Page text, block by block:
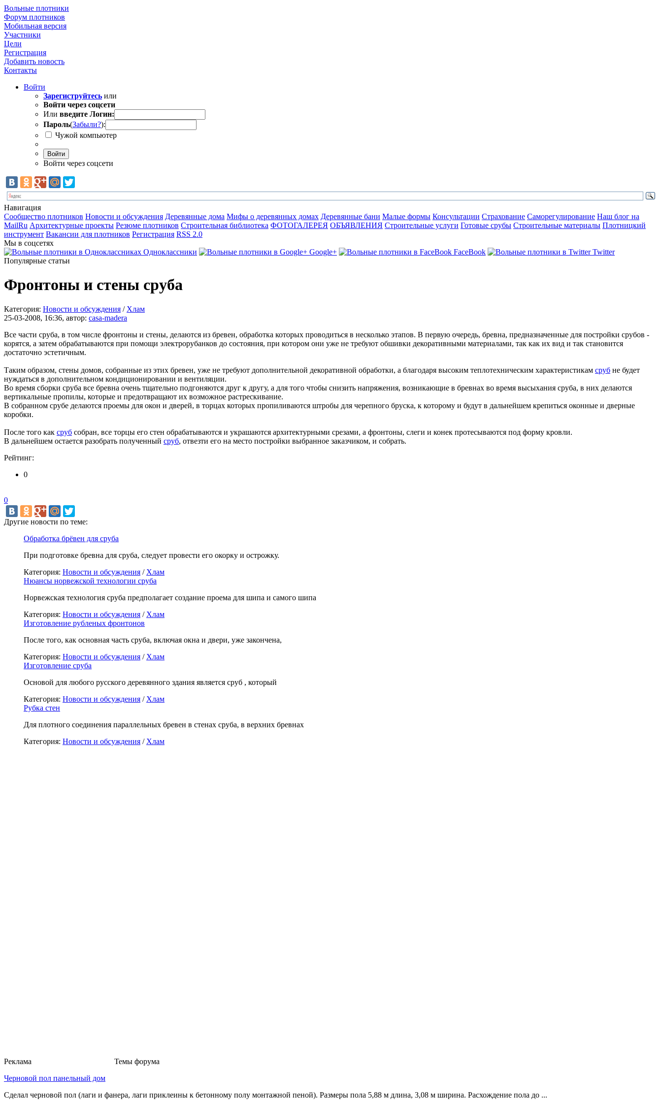
Вольные плотники
Форум плотников
Мобильная версия
Участники
Цели
Регистрация
Добавить новость
Контакты
Войти
Зарегиструйтесь или
Войти через соцсети
Или введите Логин:
Пароль(Забыли?):
Чужой компьютер
Войти
Войти через соцсети
Навигация
Сообщество плотников Новости и обсуждения Деревянные дома Мифы о деревянных домах Деревянные бани Малые формы Консультации Страхование Саморегулирование Наш блог на
MailRu Архитектурные проекты Резюме плотников Строительная библиотека ФОТОГАЛЕРЕЯ ОБЪЯВЛЕНИЯ Строительные услуги Готовые срубы Строительные материалы Плотницкий
инструмент Вакансии для плотников Регистрация RSS 2.0
Мы в соцсетях
Одноклассники
Google+ FaceBook
Twitter
Популярные статьи
Фронтоны и стены сруба
Категория: Новости и обсуждения / Хлам
25-03-2008, 16:36, автор: casa-madera
Все части сруба, в том числе фронтоны и стены, делаются из бревен, обработка которых проводиться в несколько этапов. В первую очередь, бревна, предназначенные для постройки срубов -
корятся, а затем обрабатываются при помощи электрорубанков до состояния, при котором они уже не требуют обшивки декоративными материалами, так как их вид и так становится
достаточно эстетичным.
Таким образом, стены домов, собранные из этих бревен, уже не требуют дополнительной декоративной обработки, а благодаря высоким теплотехническим характеристикам сруб не будет
нуждаться в дополнительном кондиционировании и вентиляции.
Во время сборки сруба все бревна очень тщательно подгоняются друг к другу, а для того чтобы снизить напряжения, возникающие в бревнах во время высыхания сруба, в них делаются
вертикальные пропилы, которые и предотвращают их возможное растрескивание.
В собранном срубе делаются проемы для окон и дверей, в торцах которых пропиливаются штробы для черепного бруска, к которому и будут в дальнейшем крепиться оконные и дверные
коробки.
После того как сруб собран, все торцы его стен обрабатываются и украшаются архитектурными срезами, а фронтоны, слеги и конек протесываются под форму кровли.
В дальнейшем остается разобрать полученный сруб, отвезти его на место постройки выбранное заказчиком, и собрать.
Рейтинг:
0
0
Другие новости по теме:
Обработка брёвен для сруба
При подготовке бревна для сруба, следует провести его окорку и острожку.
Категория: Новости и обсуждения / Хлам
Нюансы норвежской технологии сруба
Норвежская технология сруба предполагает создание проема для шипа и самого шипа
Категория: Новости и обсуждения / Хлам
Изготовление рубленых фронтонов
После того, как основная часть сруба, включая окна и двери, уже закончена,
Категория: Новости и обсуждения / Хлам
Изготовление сруба
Основой для любого русского деревянного здания является сруб , который
Категория: Новости и обсуждения / Хлам
Рубка стен
Для плотного соединения параллельных бревен в стенах сруба, в верхних бревнах
Категория: Новости и обсуждения / Хлам
Реклама
Темы форума
Черновой пол панельный дом
Сделал черновой пол (лаги и фанера, лаги приклеины к бетонному полу монтажной пеной). Размеры пола 5,88 м длина, 3,08 м ширина. Расхождение пола до ...